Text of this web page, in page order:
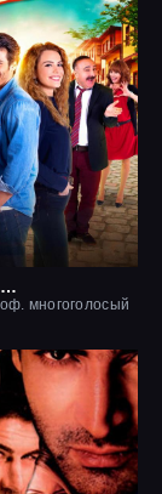
Кто из нас не любил?
многоголосый